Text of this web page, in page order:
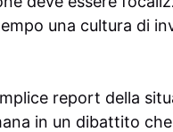
una cultura di
report della
in un dibattito